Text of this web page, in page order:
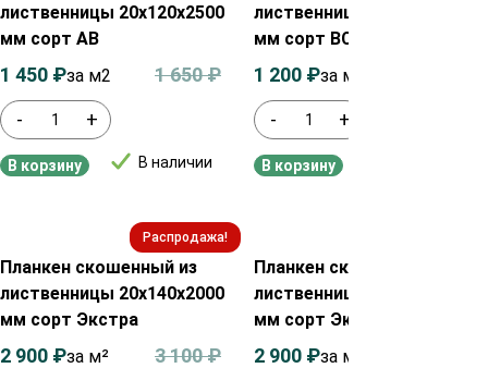
лиственницы 20х120х2500
мм сорт АВ
- +
В наличии
1 650₽
1 450 ₽за м2
В корзину
лиственницы 20х120х4000
мм сорт ВС
- +
1 200 ₽за м2
В корзину
Распродажа!
Планкен скошенный из
лиственницы 20х140х2000
мм сорт Экстра
3 100₽
2 900 ₽за м²
Планкен скошенный из
лиственницы 20х140х2500
мм сорт Экстра
2 900 ₽за м²